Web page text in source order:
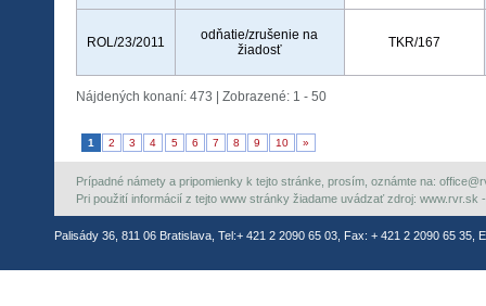
ROL/23/2011
odňatie/zrušenie na
žiadosť
TKR/167
Nájdených konaní: 473 | Zobrazené: 1 - 50
1 2 3 4 5 6 7 8 9 10 »
Prípadné námety a pripomienky k tejto stránke, prosím, oznámte na:
Pri použití informácií z tejto www stránky žiadame uvádzať zdroj: www.rvr.sk
Palisády 36, 811 06 Bratislava, Tel:+ 421 2 2090 65 03, Fax: + 421 2 2090 65 35,